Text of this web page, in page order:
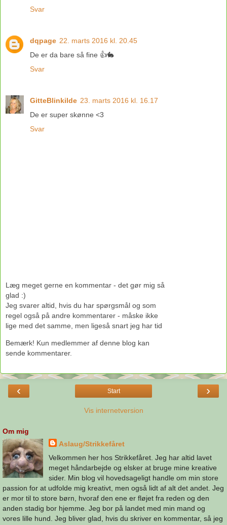
Svar
dqpage 22. marts 2016 kl. 20.45
De er da bare så fine 👍🐇
Svar
GitteBlinkilde 23. marts 2016 kl. 16.17
De er super skønne <3
Svar
Læg meget gerne en kommentar - det gør mig så
glad :)
Jeg svarer altid, hvis du har spørgsmål og som
regel også på andre kommentarer - måske ikke
lige med det samme, men ligeså snart jeg har tid
Bemærk! Kun medlemmer af denne blog kan
sende kommentarer.
‹ ›
Start
Vis internetversion
Om mig
Aslaug/Strikkefåret
Velkommen her hos Strikkefåret. Jeg har altid lavet
meget håndarbejde og elsker at bruge mine kreative
sider. Min blog vil hovedsageligt handle om min store
passion for at udfolde mig kreativt, men også lidt af alt det andet. Jeg
er mor til to store børn, hvoraf den ene er fløjet fra reden og den
anden stadig bor hjemme. Jeg bor på landet med min mand og
vores lille hund. Jeg bliver glad, hvis du skriver en kommentar, så jeg